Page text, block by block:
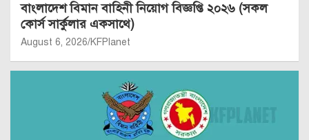
বাংলাদেশ বিমান বাহিনী নিয়োগ বিজ্ঞপ্তি ২০২৬ (সকল
কোর্স সার্কুলার একসাথে)
August 6, 2026 KFPlanet